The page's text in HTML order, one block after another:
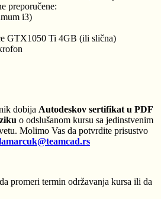
preporučene:
i3)
GTX1050 Ti 4GB (ili slična)
dobija Autodeskov sertifikat u PDF
o odslušanom kursu sa jedinstvenim
Molimo Vas da potvrdite prisustvo
promeri termin održavanja kursa ili da